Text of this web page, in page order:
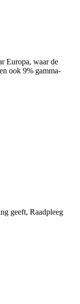
Europa, waar de
ook 9% gamma-
geeft, Raadpleeg